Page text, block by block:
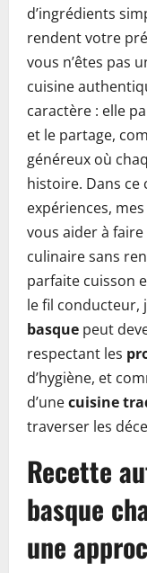
d’ingrédients
rendent votre
vous n’êtes pas
cuisine
caractère : elle
et le partage,
généreux où
histoire. Dans ce
expériences,
vous aider à
culinaire sans
parfaite cuisson
le fil conducteur,
basque peut
respectant les
d’hygiène, et
d’unecuisine
traverser les
Recette
basque
une